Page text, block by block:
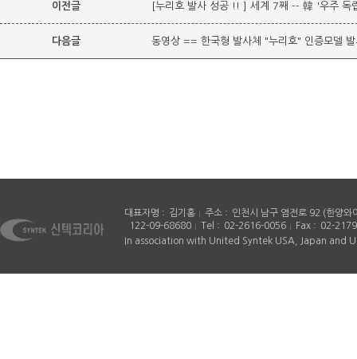
이전글 [누리호 발사 성공 !! ] 세계 7째 -- 韓 '우주 독
다음글 동영상 == 한국형 발사체 "누리호" 인증모델
대표자명 김기홍 주소
인천시 남구 염전로 92 (한양와
122-09-68680
Tel 02-2616-0056 Fax
02-
In association with United Syntek USA, Japan and